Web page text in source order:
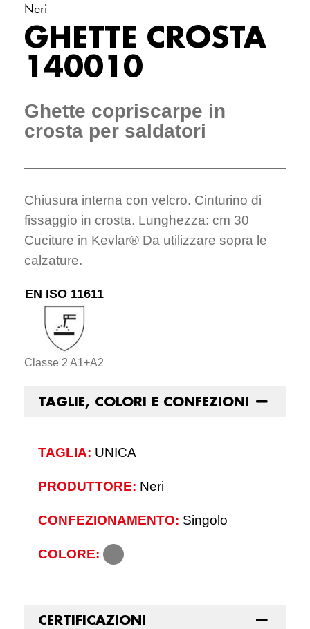
Neri
GHETTE CROSTA
140010
Ghette copriscarpe in
crosta per saldatori
Chiusura interna con velcro. Cinturino di
fissaggio in crosta. Lunghezza: cm 30
Cuciture in Kevlar® Da utilizzare sopra le
calzature.
EN ISO 11611
Classe 2 A1+A2
TAGLIE, COLORI E CONFEZIONI
TAGLIA: UNICA
PRODUTTORE: Neri
CONFEZIONAMENTO: Singolo
COLORE:
CERTIFICAZIONI